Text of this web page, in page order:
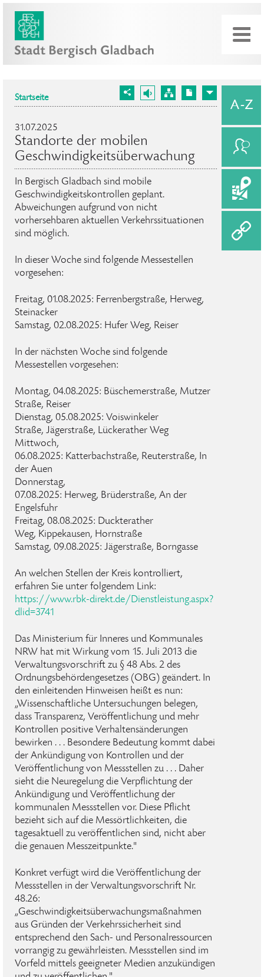
Startseite
31.07.2025
Standorte der mobilen
Geschwindigkeitsüberwachung
In Bergisch Gladbach sind mobile
Geschwindigkeitskontrollen geplant.
Abweichungen aufgrund von nicht
vorhersehbaren aktuellen Verkehrssituationen
sind möglich.
In dieser Woche sind folgende Messestellen
vorgesehen:
Freitag, 01.08.2025: Ferrenbergstraße, Herweg,
Steinacker
Samstag, 02.08.2025: Hufer Weg, Reiser
In der nächsten Woche sind folgende
Messestellen vorgesehen:
Montag, 04.08.2025: Büschemerstraße, Mutzer
Straße, Reiser
Dienstag, 05.08.2025: Voiswinkeler
Straße, Jägerstraße, Lückerather Weg
Mittwoch,
06.08.2025: Katterbachstraße, Reuterstraße, In
der Auen
Donnerstag,
07.08.2025: Herweg, Brüderstraße, An der
Engelsfuhr
Freitag, 08.08.2025: Duckterather
Weg, Kippekausen, Hornstraße
Samstag, 09.08.2025: Jägerstraße, Borngasse
An welchen Stellen der Kreis kontrolliert,
erfahren Sie unter folgendem Link:
https://www.rbk-direkt.de/Dienstleistung.aspx?
dlid=3741
Das Ministerium für Inneres und Kommunales
NRW hat mit Wirkung vom 15. Juli 2013 die
Verwaltungsvorschrift zu § 48 Abs. 2 des
Ordnungsbehördengesetzes (OBG) geändert. In
den einleitenden Hinweisen heißt es nun:
„Wissenschaftliche Untersuchungen belegen,
dass Transparenz, Veröffentlichung und mehr
Kontrollen positive Verhaltensänderungen
bewirken . . . Besondere Bedeutung kommt dabei
der Ankündigung von Kontrollen und der
Veröffentlichung von Messstellen zu . . . Daher
sieht die Neuregelung die Verpflichtung der
Ankündigung und Veröffentlichung der
kommunalen Messstellen vor. Diese Pflicht
bezieht sich auf die Messörtlichkeiten, die
tagesaktuell zu veröffentlichen sind, nicht aber
die genauen Messzeitpunkte."
Konkret verfügt wird die Veröffentlichung der
Messstellen in der Verwaltungsvorschrift Nr.
48.26:
„Geschwindigkeitsüberwachungsmaßnahmen
aus Gründen der Verkehrssicherheit sind
entsprechend den Sach- und Personalressourcen
vorrangig zu gewährleisten. Messstellen sind im
Vorfeld mittels geeigneter Medien anzukündigen